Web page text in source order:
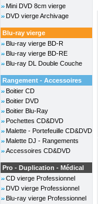
Mini DVD 8cm vierge
DVD vierge Archivage
Blu-ray vierge
Blu-ray vierge BD-R
Blu-ray vierge BD-RE
Blu-ray DL Double Couche
Rangement - Accessoires
Boitier CD
Boitier DVD
Boitier Blu-Ray
Pochettes CD&DVD
Malette - Portefeuille CD&DVD
Malette DJ - Rangements
Accessoires CD&DVD
Pro - Duplication - Médical
CD vierge Professionnel
DVD vierge Professionnel
Blu-ray vierge Professionnel